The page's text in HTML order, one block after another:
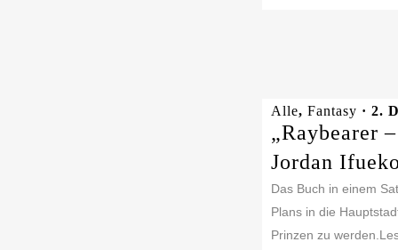
Alle, Fantasy · 2.
„Raybearer
Jordan
Das Buch in einem
Plans in die
Prinzen zu